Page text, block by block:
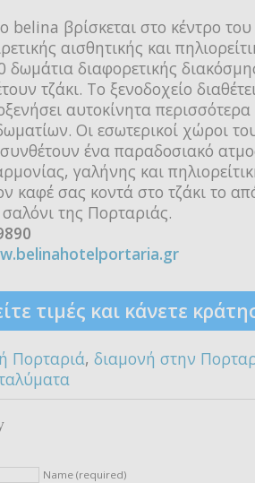
belina βρίσκεται στο κέντρο
αισθητικής και
δωμάτια διαφορετικής
τζάκι. Το ξενοδοχείο
αυτοκίνητα
Οι εσωτερικοί χώροι
ένα παραδοσιακό
γαλήνης και
καφέ σας κοντά στο τζάκι το
της Πορταριάς.
τιμές και κάνετε
Πορταριά, διαμονή στην
Name (required)